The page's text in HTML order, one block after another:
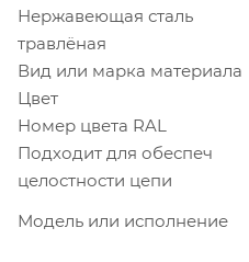
Нержавеющая сталь
травлёная
Вид или марка материала
Цвет
Номер цвета RAL
Подходит для обеспеч
целостности цепи
Модель или исполнение